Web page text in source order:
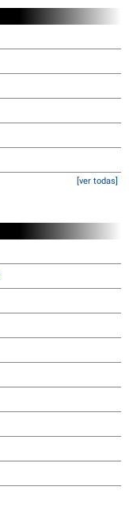
[ver todas]